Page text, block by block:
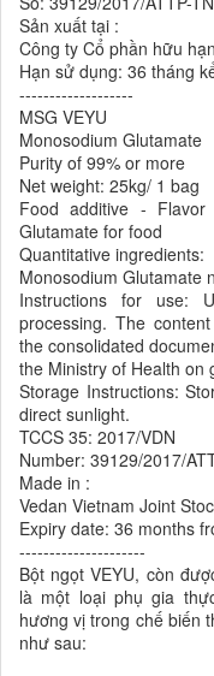
Sản xuất tại :
Công ty Cổ phần hữu
Hạn sử dụng: 36 tháng
-------------------
MSG VEYU
Monosodium Glutamate
Purity of 99% or more
Net weight: 25kg/ 1 bag
Food additive - Flavor
Glutamate for food
Quantitative ingredients:
Monosodium Glutamate
Instructions for use:
processing. The
the consolidated
the Ministry of Health on
Storage Instructions:
direct sunlight.
TCCS 35: 2017/VDN
Number: 39129/2017/
Made in :
Vedan Vietnam Joint
Expiry date: 36 months
---------------------
Bột ngọt VEYU, còn
là một loại phụ gia
hương vị trong chế biến
như sau: